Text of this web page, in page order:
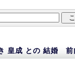
皇成 との 結婚 前